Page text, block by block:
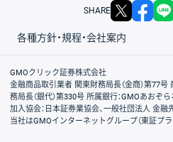
SHARE X
各種方針・規程・会社案内
取引規程・約款
サイトマップ
その他のご案内
個人情報保護方針
最良執行方針
サイトのご利用について
ディスクレイマー
信託保全
リスク説明
会社案内
GMOクリック証券株式会社
金融商品取引業者 関東財務局長（金商）第77
務局長（銀代）第330号 所属銀行：GMOあおぞ
加入協会：日本証券業協会、一般社団法人 金
当社はGMOインターネットグループ（東証プラ